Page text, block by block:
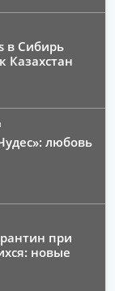
в Сибирь
Казахстан
любовь
при
новые